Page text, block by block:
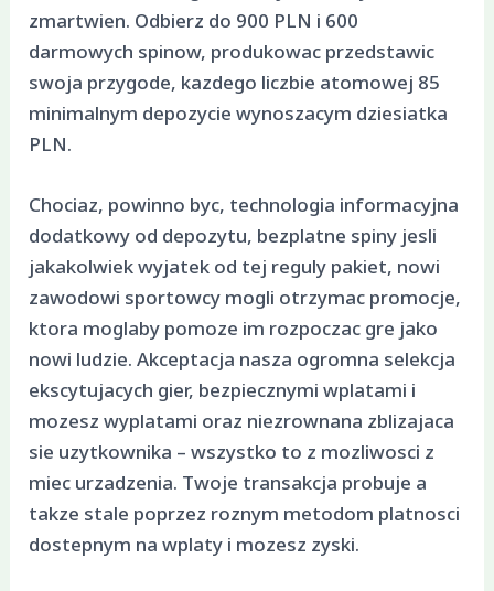
zmartwien. Odbierz do 900 PLN i 600
darmowych spinow, produkowac przedstawic
swoja przygode, kazdego liczbie atomowej 85
minimalnym depozycie wynoszacym dziesiatka
PLN.
Chociaz, powinno byc, technologia informacyjna
dodatkowy od depozytu, bezplatne spiny jesli
jakakolwiek wyjatek od tej reguly pakiet, nowi
zawodowi sportowcy mogli otrzymac promocje,
ktora moglaby pomoze im rozpoczac gre jako
nowi ludzie. Akceptacja nasza ogromna selekcja
ekscytujacych gier, bezpiecznymi wplatami i
mozesz wyplatami oraz niezrownana zblizajaca
sie uzytkownika – wszystko to z mozliwosci z
miec urzadzenia. Twoje transakcja probuje a
takze stale poprzez roznym metodom platnosci
dostepnym na wplaty i mozesz zyski.